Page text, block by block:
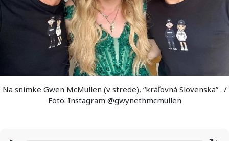
Na snímke Gwen McMullen (v strede), “kráľovná Slovenska” . /
Foto: Instagram @gwynethmcmullen